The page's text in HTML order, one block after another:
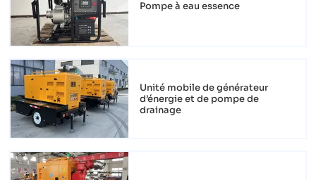
Pompe à eau essence
Unité mobile de générateur
d’énergie et de pompe de
drainage